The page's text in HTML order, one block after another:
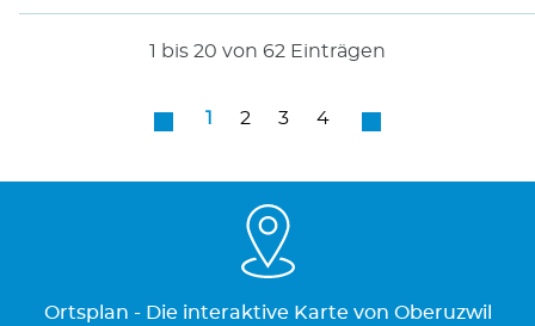
1 bis 20 von 62 Einträgen
1 2 3 4
Ortsplan - Die interaktive Karte von Oberuzwil